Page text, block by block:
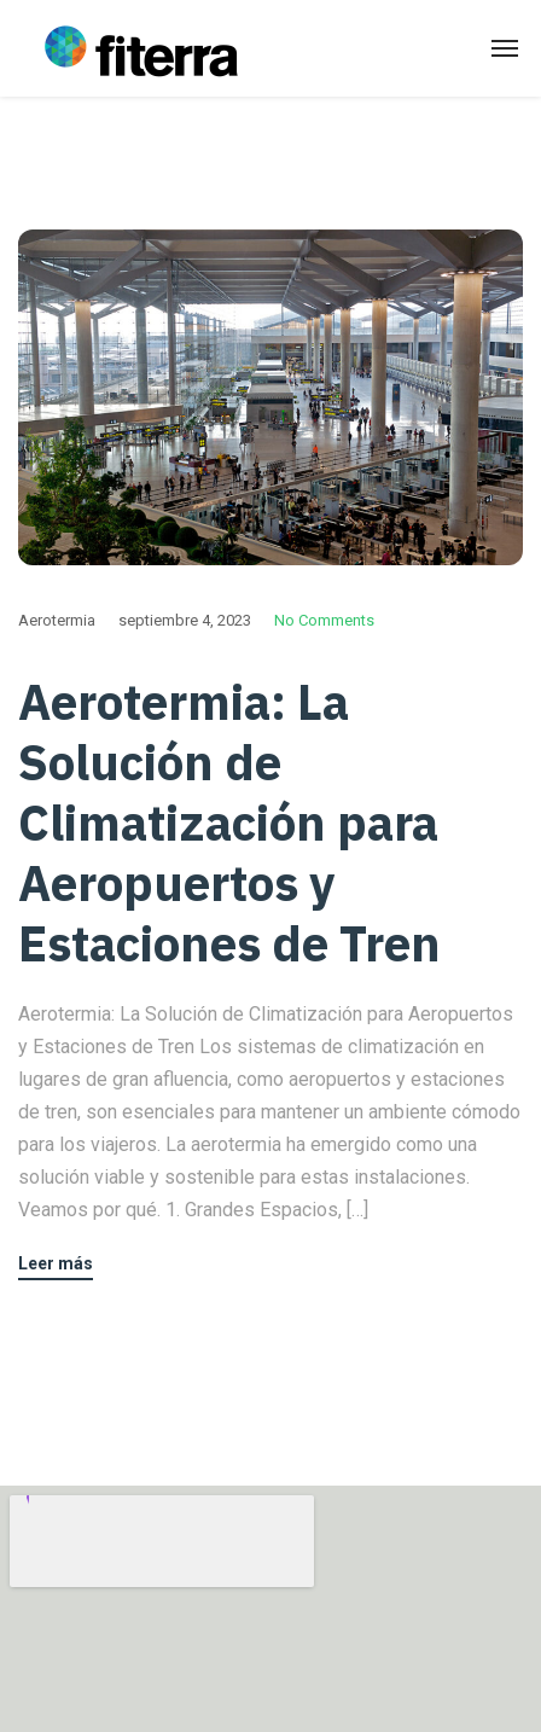
Aerotermia septiembre 4, 2023 No Comments
Aerotermia: La
Solución de
Climatización para
Aeropuertos y
Estaciones de Tren
Aerotermia: La Solución de Climatización para Aeropuertos
y Estaciones de Tren Los sistemas de climatización en
lugares de gran afluencia, como aeropuertos y estaciones
de tren, son esenciales para mantener un ambiente cómodo
para los viajeros. La aerotermia ha emergido como una
solución viable y sostenible para estas instalaciones.
Veamos por qué. 1. Grandes Espacios, […]
Leer más